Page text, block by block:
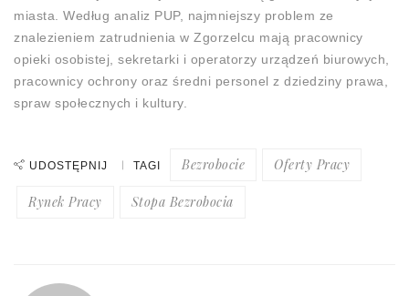
miasta. Według analiz PUP, najmniejszy problem ze
znalezieniem zatrudnienia w Zgorzelcu mają pracownicy
opieki osobistej, sekretarki i operatorzy urządzeń biurowych,
pracownicy ochrony oraz średni personel z dziedziny prawa,
spraw społecznych i kultury.
UDOSTĘPNIJ TAGI Bezrobocie Oferty Pracy
Rynek Pracy Stopa Bezrobocia